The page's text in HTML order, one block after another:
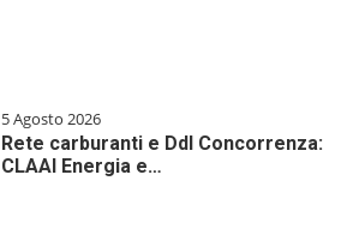
5 Agosto 2026
Rete carburanti e Ddl Concorrenza:
CLAAI Energia e…